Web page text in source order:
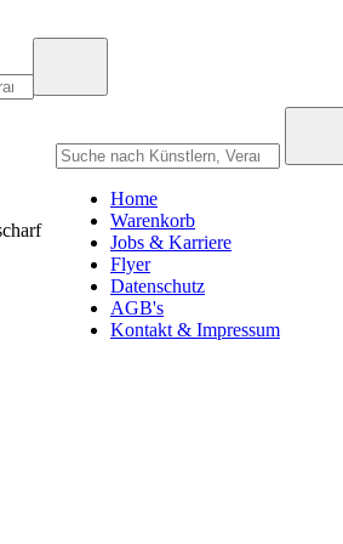
Home
Warenkorb
Jobs & Karriere
Flyer
Datenschutz
AGB's
Kontakt & Impressum